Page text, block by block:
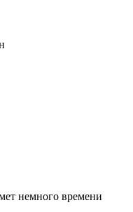
немного времени